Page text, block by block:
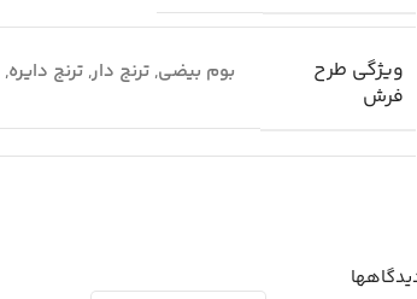
ویژگی طرح
فرش
بوم بیضی, ترنج دار, ترنج دایره,